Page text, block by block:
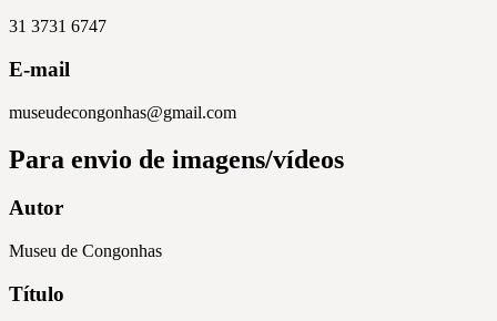
31 3731 6747
E-mail
museudecongonhas@gmail.com
Para envio de imagens/vídeos
Autor
Museu de Congonhas
Título